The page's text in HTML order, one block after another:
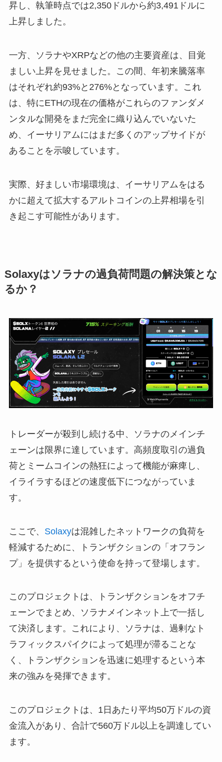
昇し、執筆時点では2,350ドルから約3,491ドルに
上昇しました。
一方、ソラナやXRPなどの他の主要資産は、目覚
ましい上昇を見せました。この間、年初来騰落率
はそれぞれ約93%と276%となっています。これ
は、特にETHの現在の価格がこれらのファンダメ
ンタルな開発をまだ完全に織り込んでいないた
め、イーサリアムにはまだ多くのアップサイドが
あることを示唆しています。
実際、好ましい市場環境は、イーサリアムをはる
かに超えて拡大するアルトコインの上昇相場を引
き起こす可能性があります。
Solaxyはソラナの過負荷問題の解決策とな
るか？
トレーダーが殺到し続ける中、ソラナのメインチ
ェーンは限界に達しています。高頻度取引の過負
荷とミームコインの熱狂によって機能が麻痺し、
イライラするほどの速度低下につながっていま
す。
ここで、 Solaxyは混雑したネットワークの負荷を
軽減するために、トランザクションの「オフラン
プ」を提供するという使命を持って登場します。
このプロジェクトは、トランザクションをオフチ
ェーンでまとめ、ソラナメインネット上で一括し
て決済します。これにより、ソラナは、過剰なト
ラフィックスパイクによって処理が滞ることな
く、トランザクションを迅速に処理するという本
来の強みを発揮できます。
このプロジェクトは、1日あたり平均50万ドルの資
金流入があり、合計で560万ドル以上を調達してい
ます。